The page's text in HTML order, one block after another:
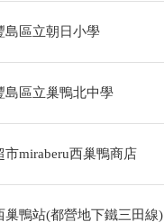
島區立朝日小學
島區立巢鴨北中學
市miraberu西巢鴨商店
巢鴨站(都營地下鐵三田線)